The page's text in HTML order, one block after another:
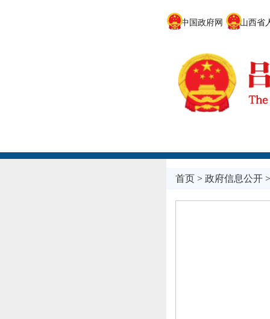
中国政府网 山西省人
首页> 政府信息公开